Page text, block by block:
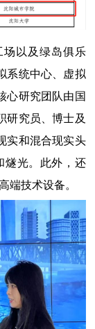
场 以及绿岛俱乐
系统中心、虚拟
心研究团队由国
研究员、博士及
实和混合现实头
燧光。此外，还
端技术设备。